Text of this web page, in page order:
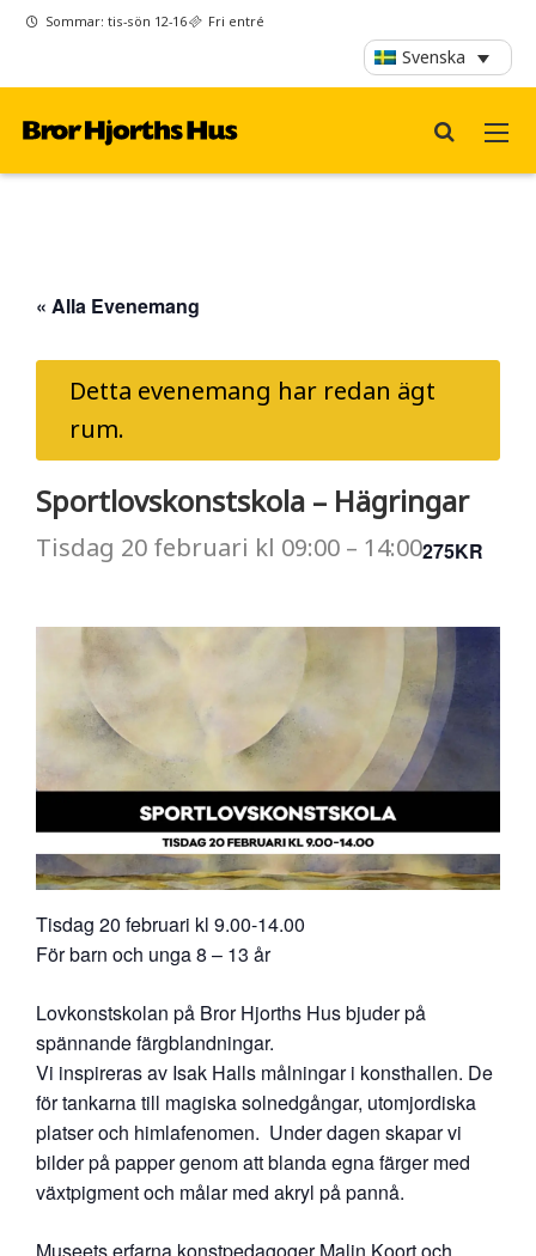
Sommar: tis-sön 12-16 Fri entré
Svenska
« Alla Evenemang
Detta evenemang har redan ägt
rum.
Sportlovskonstskola – Hägringar
Tisdag 20 februari kl 09:00 – 14:00275KR
Tisdag 20 februari kl 9.00-14.00
För barn och unga 8 – 13 år
Lovkonstskolan på Bror Hjorths Hus bjuder på
spännande färgblandningar.
Vi inspireras av Isak Halls målningar i konsthallen. De
för tankarna till magiska solnedgångar, utomjordiska
platser och himlafenomen. Under dagen skapar vi
bilder på papper genom att blanda egna färger med
växtpigment och målar med akryl på pannå.
Museets erfarna konstpedagoger Malin Koort och